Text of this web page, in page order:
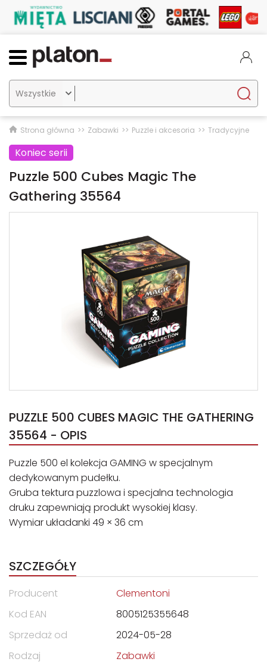

Strona główna Zabawki Puzzle i akcesoria Tradycyjne
Koniec serii
Puzzle 500 Cubes Magic The
Gathering 35564
PUZZLE 500 CUBES MAGIC THE GATHERING
35564 - OPIS
Puzzle 500 el kolekcja GAMING w specjalnym
dedykowanym pudełku.
Gruba tektura puzzlowa i specjalna technologia
druku zapewniają produkt wysokiej klasy.
Wymiar układanki 49 × 36 cm
SZCZEGÓŁY
Producent
Clementoni
Kod EAN
8005125355648
Sprzedaż od
2024-05-28
Rodzaj
Zabawki